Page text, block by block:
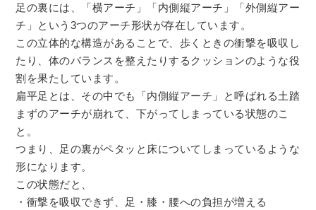
足の裏には、「横アーチ」「内側縦アーチ」「外側縦アー
チ」という3つのアーチ形状が存在しています。
この立体的な構造があることで、歩くときの衝撃を吸収し
たり、体のバランスを整えたりするクッションのような役
割を果たしています。
扁平足とは、その中でも
「内側縦アーチ」
と呼ばれる土踏
まずのアーチが崩れて、下がってしまっている状態のこ
と。
つまり、足の裏がペタッと床についてしまっているような
形になります。
この状態だと、
・衝撃を吸収できず、足・膝・腰への負担が増える